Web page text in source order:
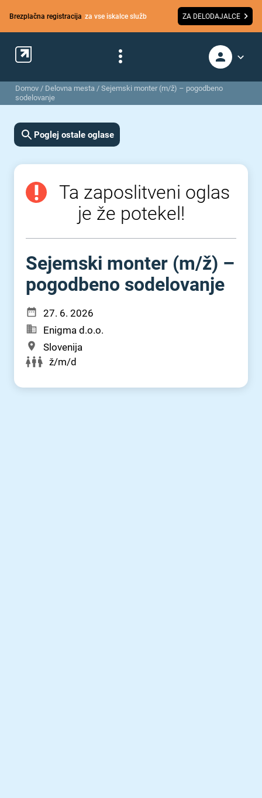
Brezplačna registracija za vse iskalce služb ZA DELODAJALCE
Domov / Delovna mesta / Sejemski monter (m/ž) – pogodbeno
sodelovanje
Poglej ostale oglase
Ta zaposlitveni oglas
je že potekel!
Sejemski monter (m⁠/⁠ž) –
pogodbeno sodelovanje
27. 6. 2026
Enigma d.o.o.
Slovenija
ž/m/d